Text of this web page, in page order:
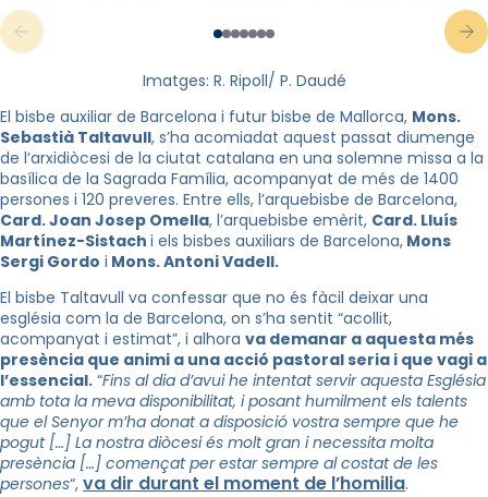
Imatges: R. Ripoll/ P. Daudé
El bisbe auxiliar de Barcelona i futur bisbe de Mallorca, Mons.
Sebastià Taltavull, s’ha acomiadat aquest passat diumenge
de l’arxidiòcesi de la ciutat catalana en una solemne missa a la
basílica de la Sagrada Família, acompanyat de més de 1400
persones i 120 preveres. Entre ells, l’arquebisbe de Barcelona,
Card. Joan Josep Omella, l’arquebisbe emèrit, Card. Lluís
Martínez-Sistach i els bisbes auxiliars de Barcelona, Mons
Sergi Gordo i Mons. Antoni Vadell.
El bisbe Taltavull va confessar que no és fàcil deixar una
església com la de Barcelona, on s’ha sentit “acollit,
acompanyat i estimat”, i alhora va demanar a aquesta més
presència que animi a una acció pastoral seria i que vagi a
l’essencial. “Fins al dia d’avui he intentat servir aquesta Església
amb tota la meva disponibilitat, i posant humilment els talents
que el Senyor m’ha donat a disposició vostra sempre que he
pogut […] La nostra diòcesi és molt gran i necessita molta
presència […] començat per estar sempre al costat de les
persones“, va dir durant el moment de l’homilia.